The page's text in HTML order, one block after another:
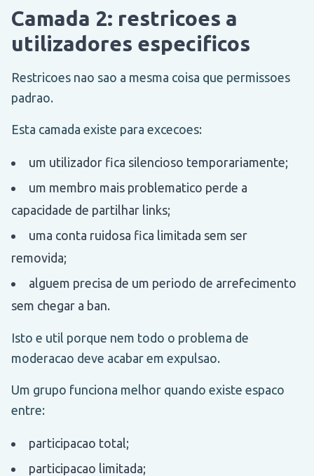
Camada 2: restricoes a
utilizadores especificos
Restricoes nao sao a mesma coisa que permissoes
padrao.
Esta camada existe para excecoes:
um utilizador fica silencioso temporariamente;
um membro mais problematico perde a
capacidade de partilhar links;
uma conta ruidosa fica limitada sem ser
removida;
alguem precisa de um periodo de arrefecimento
sem chegar a ban.
Isto e util porque nem todo o problema de
moderacao deve acabar em expulsao.
Um grupo funciona melhor quando existe espaco
entre:
participacao total;
participacao limitada;